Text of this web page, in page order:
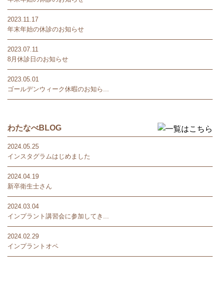
2023.11.17
年末年始の休診のお知らせ
2023.07.11
8月休診日のお知らせ
2023.05.01
ゴールデンウィーク休暇のお知ら...
わたなべBLOG
2024.05.25
インスタグラムはじめました
2024.04.19
新卒衛生士さん
2024.03.04
インプラント講習会に参加してき...
2024.02.29
インプラントオペ